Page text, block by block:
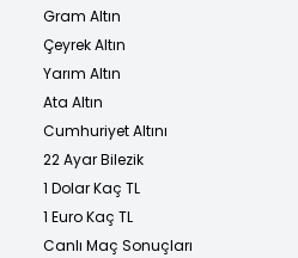
Gram Altın
Çeyrek Altın
Yarım Altın
Ata Altın
Cumhuriyet Altını
22 Ayar Bilezik
1 Dolar Kaç TL
1 Euro Kaç TL
Canlı Maç Sonuçları